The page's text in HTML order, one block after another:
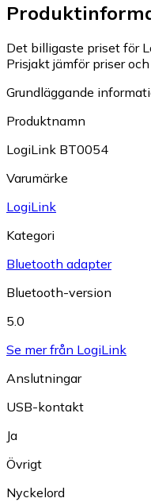
Det billigaste priset för
Prisjakt jämför priser
Grundläggande
Produktnamn
LogiLink BT0054
Varumärke
LogiLink
Kategori
Bluetooth adapter
Bluetooth-version
5.0
Se mer från LogiLink
Anslutningar
USB-kontakt
Ja
Övrigt
Nyckelord